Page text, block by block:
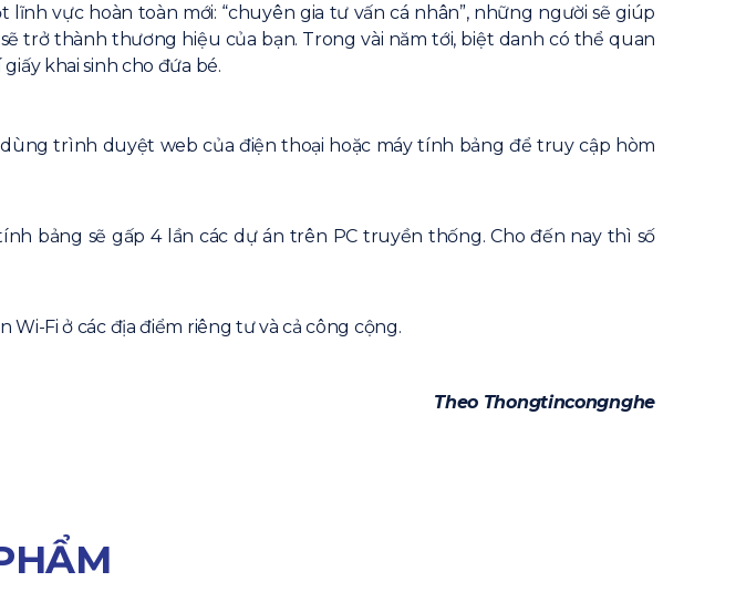
vực hoàn toàn mới: “chuyên gia tư vấn cá nhân”, những người sẽ giúp
trở thành thương hiệu của bạn. Trong vài năm tới, biệt danh có thể quan
khai sinh cho đứa bé.
trình duyệt web của điện thoại hoặc máy tính bảng để truy cập hòm
bảng sẽ gấp 4 lần các dự án trên PC truyền thống. Cho đến nay thì số
Fi ở các địa điểm riêng tư và cả công cộng.
Theo Thongtincongnghe